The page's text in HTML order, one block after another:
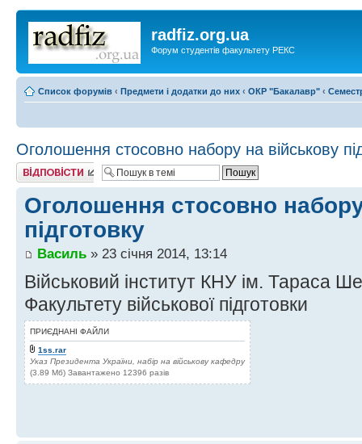
radfiz.org.ua
Форум студентів факультету РЕКС
Список форумів ‹ Предмети і додатки до них ‹ ОКР "Бакалавр" ‹
Оголошення стосовно набору на військову
Відповісти
Оголошення стосовно
підготовку
Василь » 23 січня 2014, 13:14
Військовий інститут КНУ ім. Тараса
Факультету військової підготовки
ПРИЄДНАНІ ФАЙЛИ
1ss.rar
Указ Президента України, набір на військову кафедру
(3.89 Мб) Завантажено 12396 разів